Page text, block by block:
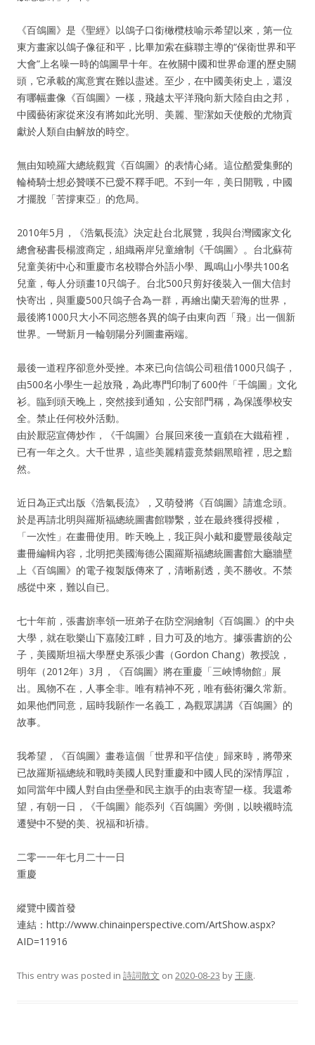
《百鴿圖》是《聖經》以鴿子口銜橄欖枝喻示希望以來，第一位
東方畫家以鴿子像征和平，比畢加索在蘇聯主導的“保衛世界和平
大會”上名噪一時的鴿圖早十年。在攸關中國和世界命運的歷史關
頭，它承載的寓意實在難以盡述。至少，在中國美術史上，還沒
有哪幅畫像《百鴿圖》一樣，飛越太平洋飛向新大陸自由之邦，
中國藝術家從來沒有將如此光明、美麗、聖潔如天使般的尤物貢
獻於人類自由解放的時空。
無由知曉羅大總統觀賞《百鴿圖》的表情心緒。這位酷愛集郵的
輪椅騎士想必贊嘆不已愛不釋手吧。不到一年，美日開戰，中國
才擺脫「苦撐東亞」的危局。
2010年5月，《浩氣長流》決定赴台北展覽，我與台灣國家文化
總會秘書長楊渡商定，組織兩岸兒童繪制《千鴿圖》。台北蘇荷
兒童美術中心和重慶市名校聯合外語小學、鳳鳴山小學共100名
兒童，每人分頭畫10只鴿子。台北500只剪好後裝入一個大信封
快寄出，與重慶500只鴿子合為一群，再繪出蘭天碧海的世界，
最後將1000只大小不同恣態各異的鴿子由東向西「飛」出一個新
世界。一彎新月一輪朝陽分列圖畫兩端。
最後一道程序卻意外受挫。本來已向信鴿公司租借1000只鴿子，
由500名小學生一起放飛，為此專門印制了600件「千鴿圖」文化
衫。臨到頭天晚上，突然接到通知，公安部門稱，為保護學校安
全。禁止任何校外活動。
由於厭惡宣傳炒作，《千鴿圖》台展回來後一直鎖在大鐵葙裡，
已有一年之久。大千世界，這些美麗精靈竟禁錮黑暗裡，思之黯
然。
近日為正式出版《浩氣長流》，又萌發將《百鴿圖》請進念頭。
於是再請北明與羅斯福總統圖書館聯繫，並在最終獲得授權，
「一次性」在畫冊使用。昨天晚上，我正與小戴和慶豐最後敲定
畫冊編輯內容，北明把美國海德公園羅斯福總統圖書館大廳牆壁
上《百鴿圖》的電子複製版傳來了，清晰剔透，美不勝收。不禁
感從中來，難以自已。
七十年前，張書旂率領一班弟子在防空洞繪制《百鴿圖.》的中央
大學，就在歌樂山下嘉陵江畔，目力可及的地方。據張書旂的公
子，美國斯坦福大學歷史系張少書（Gordon Chang）教授說，
明年（2012年）3月，《百鴿圖》將在重慶「三峽博物館」展
出。風物不在，人事全非。唯有精神不死，唯有藝術彌久常新。
如果他們同意，屆時我願作一名義工，為觀眾講講《百鴿圖》的
故事。
我希望，《百鴿圖》畫卷這個「世界和平信使」歸來時，將帶來
已故羅斯福總統和戰時美國人民對重慶和中國人民的深情厚誼，
如同當年中國人對自由堡壘和民主旗手的由衷寄望一樣。我還希
望，有朝一日，《千鴿圖》能忝列《百鴿圖》旁側，以映襯時流
遷變中不變的美、祝福和祈禱。
二零一一年七月二十一日
重慶
縱覽中國首發
連結：http://www.chinainperspective.com/ArtShow.aspx?
AID=11916
This entry was posted in 詩詞散文 on 2020-08-23 by 王康.